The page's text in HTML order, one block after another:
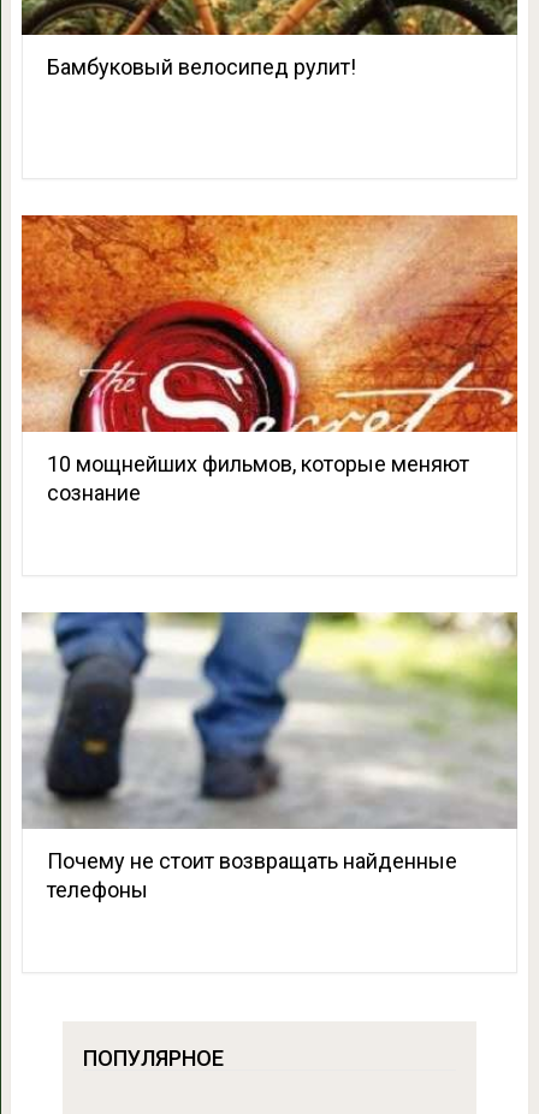
Бамбуковый велосипед рулит!
10 мощнейших фильмов, которые меняют
сознание
Почему не стоит возвращать найденные
телефоны
ПОПУЛЯРНОЕ